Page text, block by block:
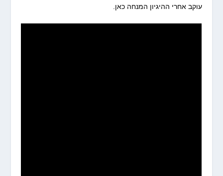
עוקב אחרי ההיגיון המנחה כאן.